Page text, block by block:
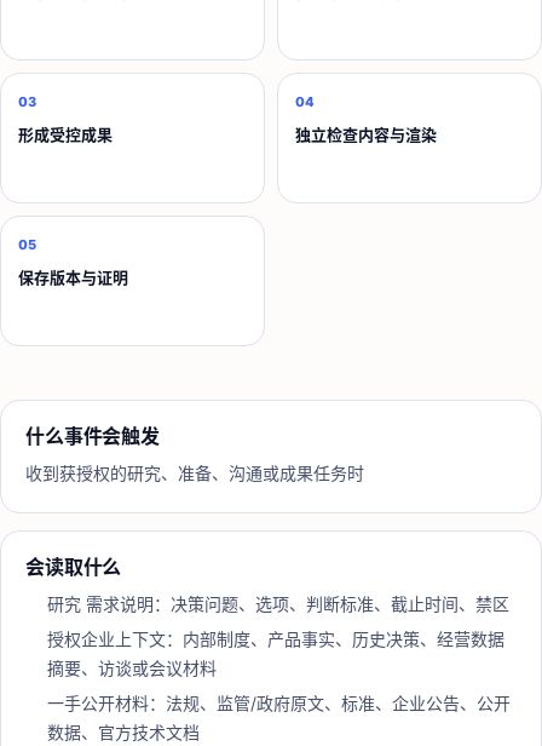
03
形成受控成果
04
独立检查内容与渲染
05
保存版本与证明
什么事件会触发
收到获授权的研究、准备、沟通或成果任务时
会读取什么
研究 需求说明：决策问题、选项、判断标准、截止时间、禁区
授权企业上下文：内部制度、产品事实、历史决策、经营数据
摘要、访谈或会议材料
一手公开材料：法规、监管/政府原文、标准、企业公告、公开
数据、官方技术文档